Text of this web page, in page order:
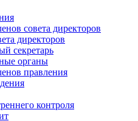
совета директоров
директоров
секретарь
органы
правления
контроля